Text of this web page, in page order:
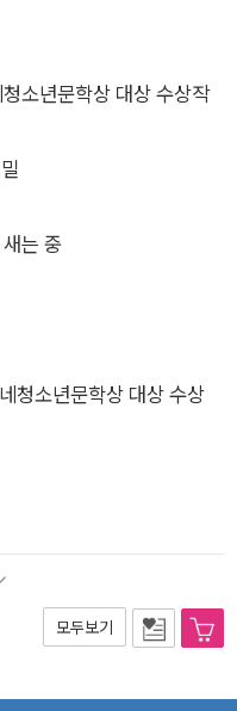
소년문학상 대상 수상작
는 중
청소년문학상 대상 수상
모두보기